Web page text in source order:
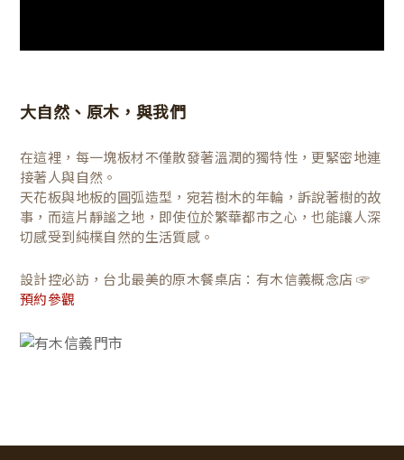
大自然、原木，與我們
在這裡，每一塊板材不僅散發著溫潤的獨特性，更緊密地連
接著人與自然。
天花板與地板的圓弧造型，宛若樹木的年輪，訴說著樹的故
事，而這片靜謐之地，即使位於繁華都市之心，也能讓人深
切感受到純樸自然的生活質感。
設計控必訪，台北最美的原木餐桌店：有木信義概念店 ☞
預約參觀